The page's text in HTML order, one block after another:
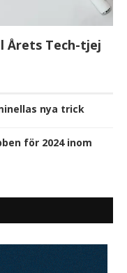
Årets Tech-tjej
nya trick
för 2024 inom